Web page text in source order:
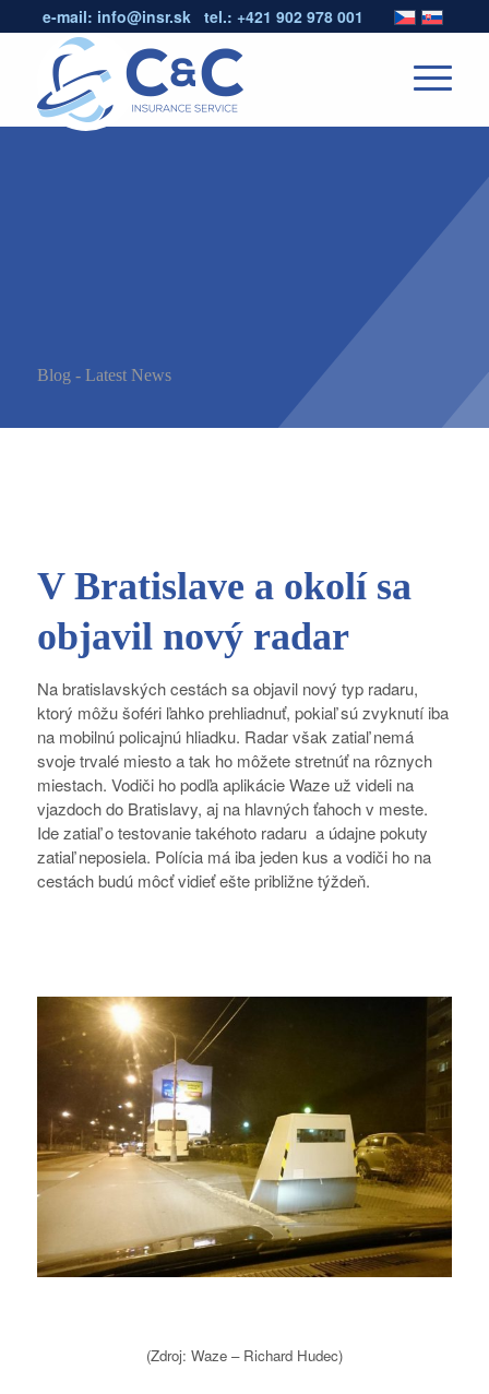
e-mail: info@insr.sktel.: +421 902 978 001
Blog - Latest News
V Bratislave a okolí sa
objavil nový radar
Na bratislavských cestách sa objavil nový typ radaru,
ktorý môžu šoféri ľahko prehliadnuť, pokiaľ sú zvyknutí iba
na mobilnú policajnú hliadku. Radar však zatiaľ nemá
svoje trvalé miesto a tak ho môžete stretnúť na rôznych
miestach. Vodiči ho podľa aplikácie Waze už videli na
vjazdoch do Bratislavy, aj na hlavných ťahoch v meste.
Ide zatiaľ o testovanie takéhoto radaru a údajne pokuty
zatiaľ neposiela. Polícia má iba jeden kus a vodiči ho na
cestách budú môcť vidieť ešte približne týždeň.
(Zdroj: Waze – Richard Hudec)